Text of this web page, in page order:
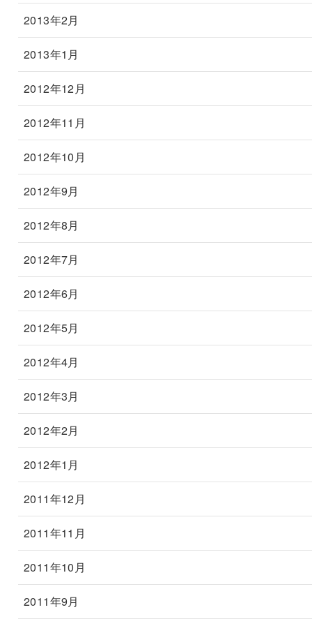
2013年2月
2013年1月
2012年12月
2012年11月
2012年10月
2012年9月
2012年8月
2012年7月
2012年6月
2012年5月
2012年4月
2012年3月
2012年2月
2012年1月
2011年12月
2011年11月
2011年10月
2011年9月